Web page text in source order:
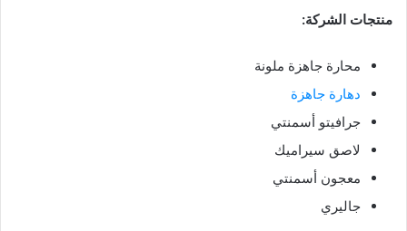
منتجات الشركة:
محارة جاهزة ملونة
دهارة جاهزة
جرافيتو أسمنتي
لاصق سيراميك
معجون أسمنتي
جاليري